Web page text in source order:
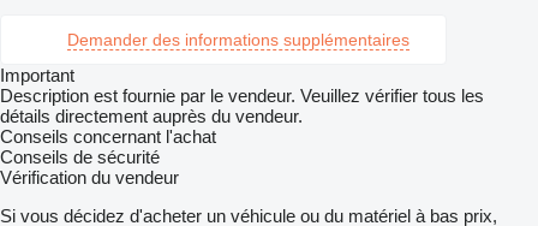
Demander des informations supplémentaires
Important
Description est fournie par le vendeur. Veuillez vérifier tous les
détails directement auprès du vendeur.
Conseils concernant l'achat
Conseils de sécurité
Vérification du vendeur
Si vous décidez d'acheter un véhicule ou du matériel à bas prix,